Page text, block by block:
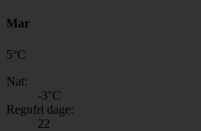
Mar
5°C
Nat:
-3°C
Regnfri dage:
22